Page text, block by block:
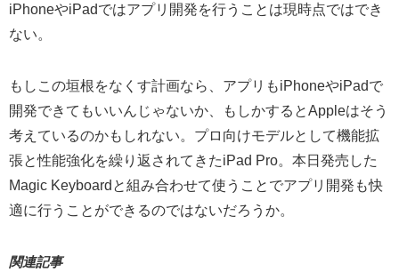
iPhoneやiPadではアプリ開発を行うことは現時点ではでき
ない。
もしこの垣根をなくす計画なら、アプリもiPhoneやiPadで
開発できてもいいんじゃないか、もしかするとAppleはそう
考えているのかもしれない。プロ向けモデルとして機能拡
張と性能強化を繰り返されてきたiPad Pro。本日発売した
Magic Keyboardと組み合わせて使うことでアプリ開発も快
適に行うことができるのではないだろうか。
関連記事